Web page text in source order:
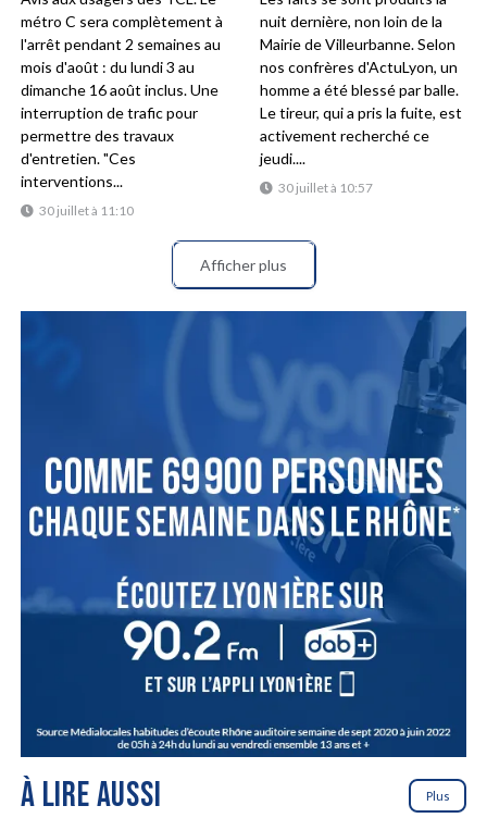
30 juillet à 11:10
métro C sera complètement à
l'arrêt pendant 2 semaines au
mois d'août : du lundi 3 au
dimanche 16 août inclus. Une
interruption de trafic pour
permettre des travaux
d'entretien. "Ces
interventions...
30 juillet à 10:57
nuit dernière, non loin de la
Mairie de Villeurbanne. Selon
nos confrères d'ActuLyon, un
homme a été blessé par balle.
Le tireur, qui a pris la fuite, est
activement recherché ce
jeudi....
Afficher plus
À LIRE AUSSI Plus